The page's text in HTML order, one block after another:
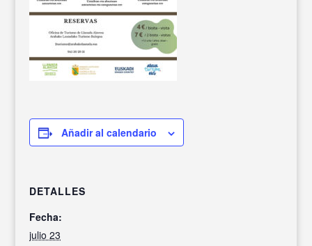
Añadir al calendario
DETALLES
Fecha:
julio 23